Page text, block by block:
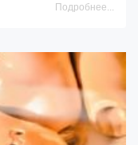
Подробнее...